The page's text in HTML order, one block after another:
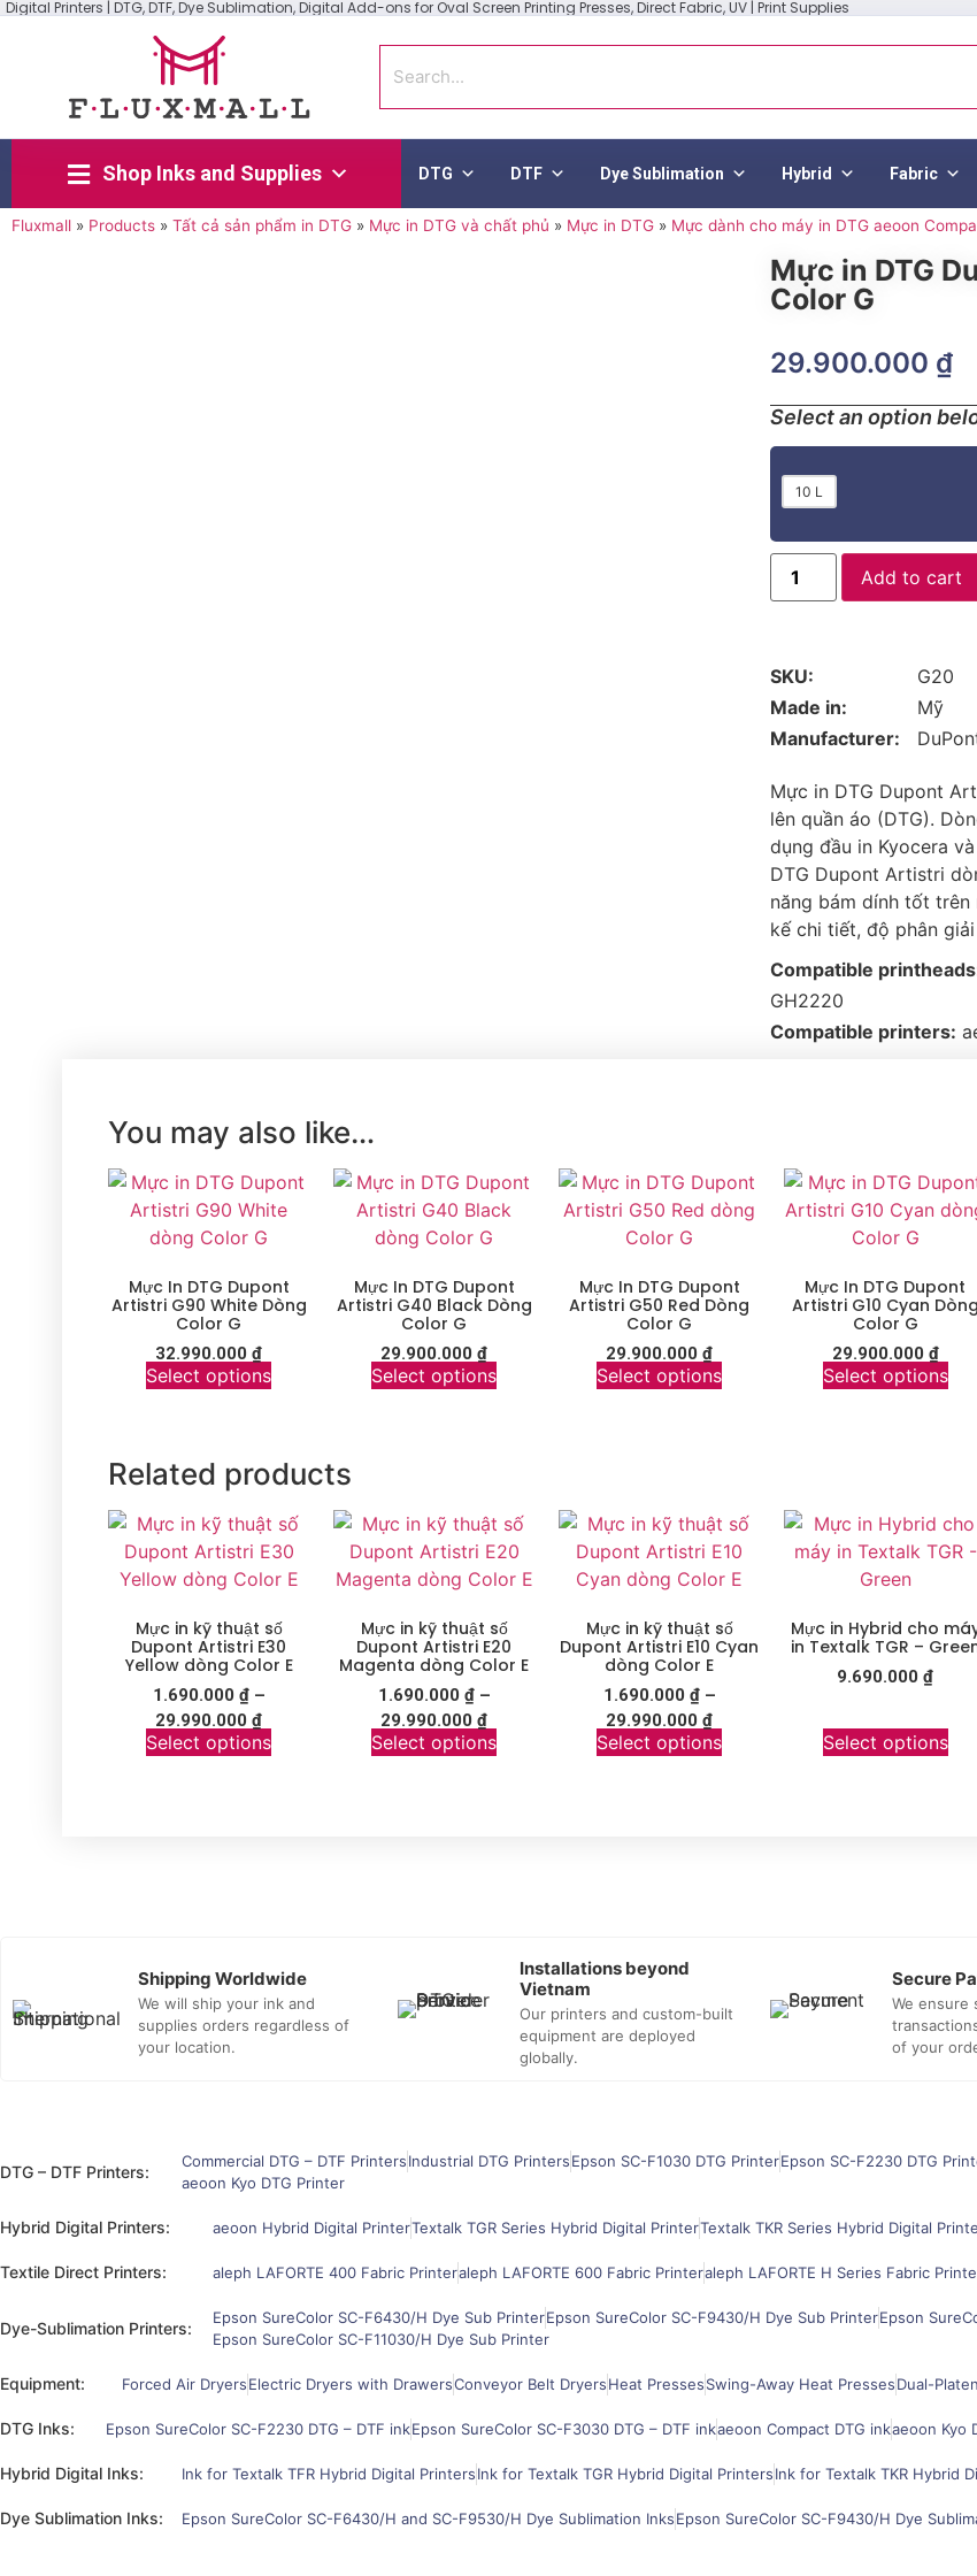
Digital Printers | DTG, DTF, Dye Sublimation, Digital Add-ons for Oval Screen Printing Presses, Direct Fabric, UV | Print Supplies
Shop Inks and Supplies DTG DTF Dye Sublimation Hybrid Fabric
Fluxmall » Products » Tất cả sản phẩm in DTG » Mực in DTG và chất phủ » Mực in DTG » Mực dành cho máy in DTG aeoon
Mực in DTG
Color G
29.900.000 ₫
Select an option
10 L
Add to cart
SKU:
G20
Made in:
Mỹ
Manufacturer:
Mực in DTG Dupont
lên quần áo (DTG).
dụng đầu in Kyocera
DTG Dupont Artistri
năng bám dính tốt
kế chi tiết, độ phân
Compatible
GH2220
Compatible printers:
You may also like…
Mực In DTG Dupont
Artistri G90 White Dòng
Color G
32.990.000₫
Select options
Mực In DTG Dupont
Artistri G40 Black Dòng
Color G
29.900.000₫
Select options
Mực In DTG Dupont
Artistri G50 Red Dòng
Color G
29.900.000₫
Select options
Mực In DTG Dupont
Artistri G10 Cyan Dòng
Color G
29.900.000 ₫
Select options
Related products
Mực in kỹ thuật số
Dupont Artistri E30
Yellow dòng Color E
1.690.000 ₫ –
29.990.000₫
Select options
Mực in kỹ thuật số
Dupont Artistri E20
Magenta dòng Color E
1.690.000 ₫ –
29.990.000₫
Select options
Mực in kỹ thuật số
Dupont Artistri E10 Cyan
dòng Color E
1.690.000 ₫ –
29.990.000₫
Select options
Mực in Hybrid cho
in Textalk TGR –
9.690.000₫
Select options
Shipping Worldwide
We will ship your ink and
supplies orders regardless of
your location.
Installations beyond
Vietnam
Our printers and custom-built
equipment are deployed
globally.
Secure
We ensure
of your
DTG – DTF Printers:
Commercial DTG – DTF PrintersIndustrial DTG PrintersEpson SC-F1030 DTG PrinterEpson SC-F2230 DTG
aeoon Kyo DTG Printer
Hybrid Digital Printers: aeoon Hybrid Digital PrinterTextalk TGR Series Hybrid Digital PrinterTextalk TKR Series Hybrid Digital
Textile Direct Printers: aleph LAFORTE 400 Fabric Printeraleph LAFORTE 600 Fabric Printeraleph LAFORTE H Series Fabric
Dye-Sublimation Printers:
Epson SureColor SC-F6430/H Dye Sub PrinterEpson SureColor SC-F9430/H Dye Sub PrinterEpson
Epson SureColor SC-F11030/H Dye Sub Printer
Equipment: Forced Air DryersElectric Dryers with DrawersConveyor Belt DryersHeat PressesSwing-Away Heat PressesDual-
DTG Inks: Epson SureColor SC-F2230 DTG – DTF inkEpson SureColor SC-F3030 DTG – DTF inkaeoon Compact DTG inkaeoon Kyo
Hybrid Digital Inks: Ink for Textalk TFR Hybrid Digital PrintersInk for Textalk TGR Hybrid Digital PrintersInk for Textalk TKR Hybrid
Dye Sublimation Inks: Epson SureColor SC-F6430/H and SC-F9530/H Dye Sublimation InksEpson SureColor SC-F9430/H Dye